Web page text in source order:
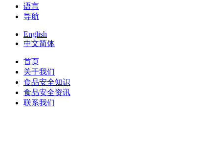
语言
导航
English
中文简体
首页
关于我们
食品安全知识
食品安全资讯
联系我们